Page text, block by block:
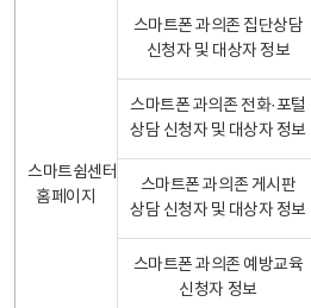
스마트쉼센터
홈페이지
스마트폰 과의존 집단상담
신청자 및 대상자 정보
스마트폰 과의존 전화·포털
상담 신청자 및 대상자 정보
스마트폰 과의존 게시판
상담 신청자 및 대상자 정보
스마트폰 과의존 예방교육
신청자 정보